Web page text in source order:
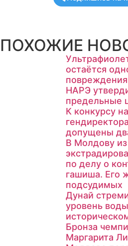
ПОХОЖИЕ
остаётся
НАРЭ
предельные
К конкурсу
допущены
В Молдову
по делу о
гашиша. Его
подсудимых
Дунай
уровень
Бронза
Маргарита